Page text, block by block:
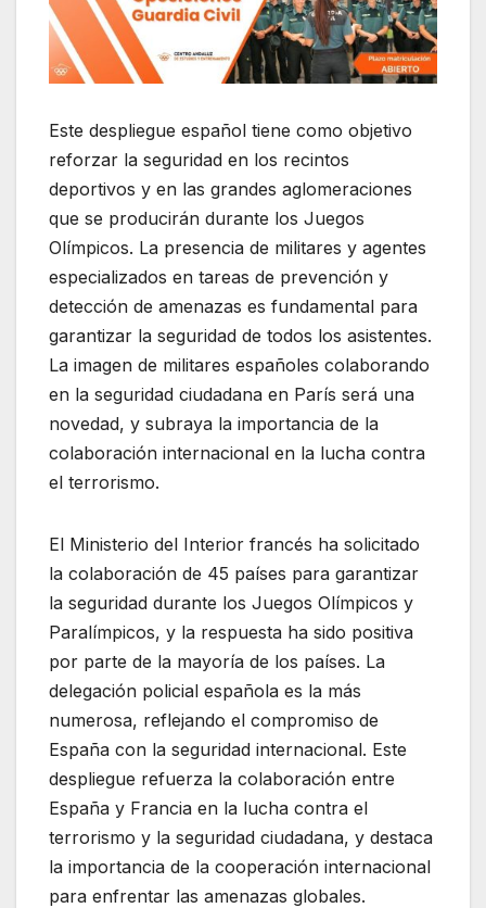
Este despliegue español tiene como objetivo
reforzar la seguridad en los recintos
deportivos y en las grandes aglomeraciones
que se producirán durante los Juegos
Olímpicos. La presencia de militares y agentes
especializados en tareas de prevención y
detección de amenazas es fundamental para
garantizar la seguridad de todos los asistentes.
La imagen de militares españoles colaborando
en la seguridad ciudadana en París será una
novedad, y subraya la importancia de la
colaboración internacional en la lucha contra
el terrorismo.
El Ministerio del Interior francés ha solicitado
la colaboración de 45 países para garantizar
la seguridad durante los Juegos Olímpicos y
Paralímpicos, y la respuesta ha sido positiva
por parte de la mayoría de los países. La
delegación policial española es la más
numerosa, reflejando el compromiso de
España con la seguridad internacional. Este
despliegue refuerza la colaboración entre
España y Francia en la lucha contra el
terrorismo y la seguridad ciudadana, y destaca
la importancia de la cooperación internacional
para enfrentar las amenazas globales.